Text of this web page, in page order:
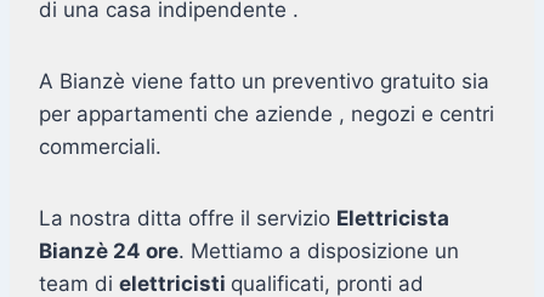
di una casa indipendente .
A Bianzè viene fatto un preventivo gratuito sia
per appartamenti che aziende , negozi e centri
commerciali.
La nostra ditta offre il servizio Elettricista
Bianzè 24 ore. Mettiamo a disposizione un
team di elettricisti qualificati, pronti ad